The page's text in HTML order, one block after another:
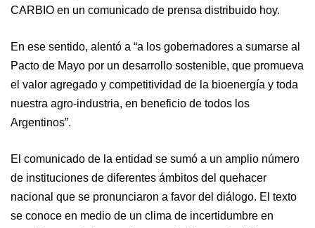
CARBIO en un comunicado de prensa distribuido hoy.
En ese sentido, alentó a “a los gobernadores a sumarse al
Pacto de Mayo por un desarrollo sostenible, que promueva
el valor agregado y competitividad de la bioenergía y toda
nuestra agro-industria, en beneficio de todos los
Argentinos”.
El comunicado de la entidad se sumó a un amplio número
de instituciones de diferentes ámbitos del quehacer
nacional que se pronunciaron a favor del diálogo. El texto
se conoce en medio de un clima de incertidumbre en